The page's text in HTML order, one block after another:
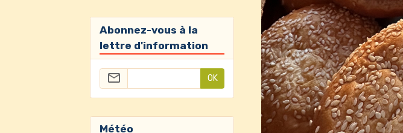
Abonnez-vous à la
lettre d'information
OK
Météo